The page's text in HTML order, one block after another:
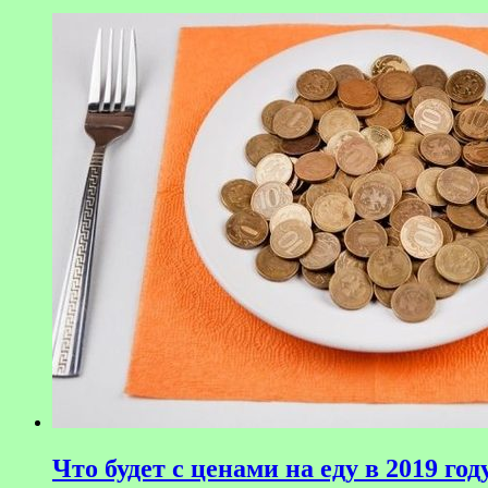
Что будет с ценами на еду в 2019